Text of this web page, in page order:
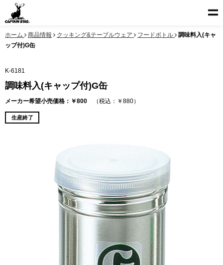
ホーム 商品情報 クッキング&テーブルウェア フードボトル
調味料入(キャ
ップ付)G缶
K-6181
調味料入(キャップ付)G缶
メーカー希望小売価格：￥800 （税込：￥880）
生産終了